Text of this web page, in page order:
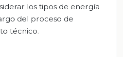
los tipos de energía
del proceso de
técnico.